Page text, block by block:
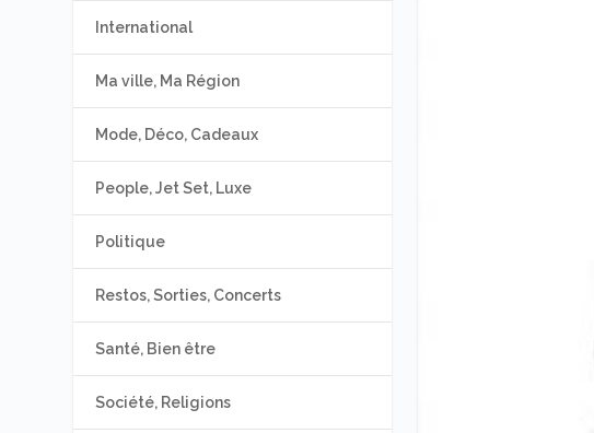
International
Ma ville, Ma Région
Mode, Déco, Cadeaux
People, Jet Set, Luxe
Politique
Restos, Sorties, Concerts
Santé, Bien être
Société, Religions